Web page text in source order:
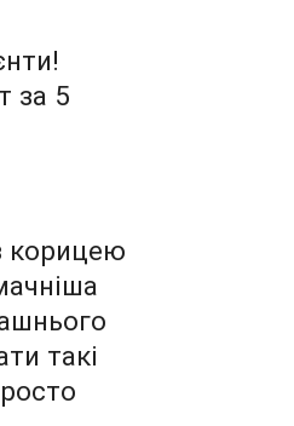
за 5
корицею
такі